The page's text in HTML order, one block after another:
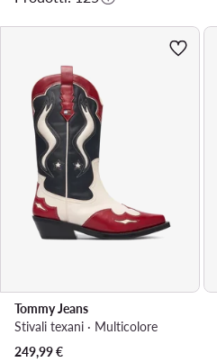
Tommy Jeans
Stivali texani · Multicolore
249,99€